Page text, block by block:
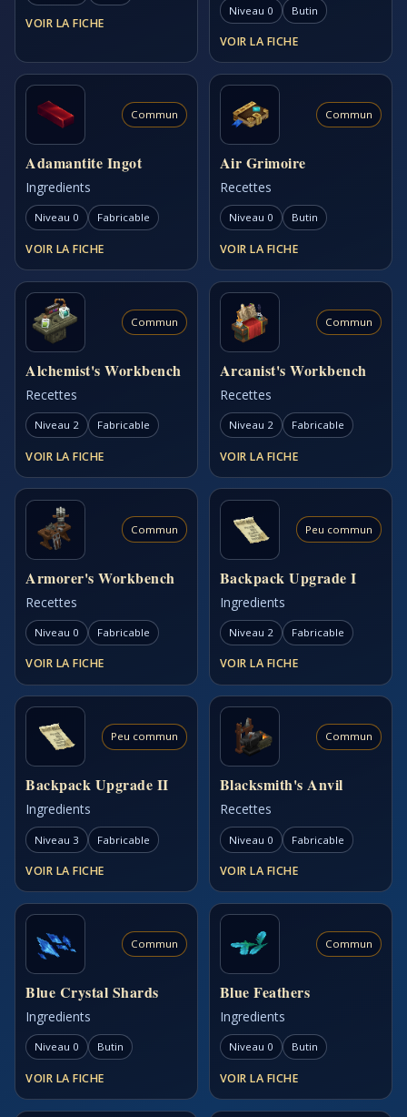
VOIR LA FICHE
Niveau 0 Butin
VOIR LA FICHE
Commun
Adamantite Ingot
Ingredients
Niveau 0 Fabricable
VOIR LA FICHE
Commun
Air Grimoire
Recettes
Niveau 0 Butin
VOIR LA FICHE
Commun
Alchemist's Workbench
Recettes
Niveau 2 Fabricable
VOIR LA FICHE
Commun
Arcanist's Workbench
Recettes
Niveau 2 Fabricable
VOIR LA FICHE
Commun
Armorer's Workbench
Recettes
Niveau 0 Fabricable
VOIR LA FICHE
Peu commun
Backpack Upgrade I
Ingredients
Niveau 2 Fabricable
VOIR LA FICHE
Peu commun
Backpack Upgrade II
Ingredients
Niveau 3 Fabricable
VOIR LA FICHE
Commun
Blacksmith's Anvil
Recettes
Niveau 0 Fabricable
VOIR LA FICHE
Commun
Blue Crystal Shards
Ingredients
Niveau 0 Butin
VOIR LA FICHE
Commun
Blue Feathers
Ingredients
Niveau 0 Butin
VOIR LA FICHE